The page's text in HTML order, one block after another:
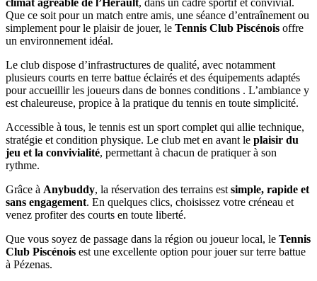
climat agréable de l’Hérault, dans un cadre sportif et convivial.
Que ce soit pour un match entre amis, une séance d’entraînement ou
simplement pour le plaisir de jouer, le Tennis Club Piscénois offre
un environnement idéal.
Le club dispose d’infrastructures de qualité, avec notamment
plusieurs courts en terre battue éclairés et des équipements adaptés
pour accueillir les joueurs dans de bonnes conditions . L’ambiance y
est chaleureuse, propice à la pratique du tennis en toute simplicité.
Accessible à tous, le tennis est un sport complet qui allie technique,
stratégie et condition physique. Le club met en avant le plaisir du
jeu et la convivialité, permettant à chacun de pratiquer à son
rythme.
Grâce à Anybuddy, la réservation des terrains est simple, rapide et
sans engagement. En quelques clics, choisissez votre créneau et
venez profiter des courts en toute liberté.
Que vous soyez de passage dans la région ou joueur local, le Tennis
Club Piscénois est une excellente option pour jouer sur terre battue
à Pézenas.